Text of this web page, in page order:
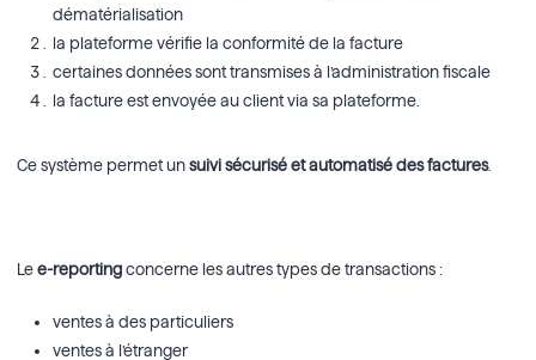
dématérialisation
la plateforme vérifie la conformité de la facture
certaines données sont transmises à l’administration fiscale
la facture est envoyée au client via sa plateforme.
Ce système permet un suivi sécurisé et automatisé des factures.
Le e-reportingconcerne les autres types de transactions :
ventes à des particuliers
ventes à l’étranger